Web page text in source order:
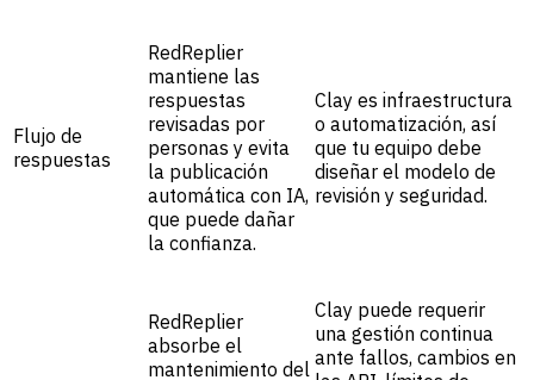
Flujo de
respuestas
RedReplier
mantiene las
respuestas
revisadas por
personas y evita
la publicación
automática con IA,
que puede dañar
la confianza.
Clay es infraestructura
o automatización, así
que tu equipo debe
diseñar el modelo de
revisión y seguridad.
RedReplier
absorbe el
mantenimiento del
Clay puede requerir
una gestión continua
ante fallos, cambios en